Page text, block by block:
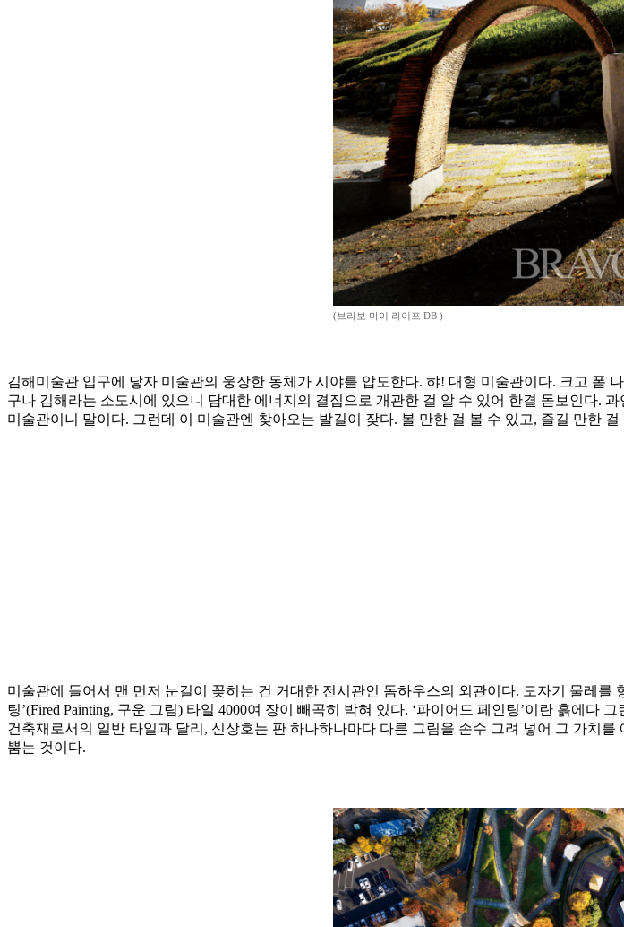
(브라보 마이 라이프 DB )
김해미술관 입구에 닿자 미술관의 웅장한 동체가 시야를 압도한다. 햐! 대형 미술관이다. 크고 폼
구나 김해라는 소도시에 있으니 담대한 에너지의 결집으로 개관한 걸 알 수 있어 한결 돋보인다.
미술관이니 말이다. 그런데 이 미술관엔 찾아오는 발길이 잦다. 볼 만한 걸 볼 수 있고, 즐길 만한 걸
미술관에 들어서 맨 먼저 눈길이 꽂히는 건 거대한 전시관인 돔하우스의 외관이다. 도자기 물레
팅’(Fired Painting, 구운 그림) 타일 4000여 장이 빼곡히 박혀 있다. ‘파이어드 페인팅’이란 흙에다
건축재로서의 일반 타일과 달리, 신상호는 판 하나하나마다 다른 그림을 손수 그려 넣어 그 가치
뿜는 것이다.